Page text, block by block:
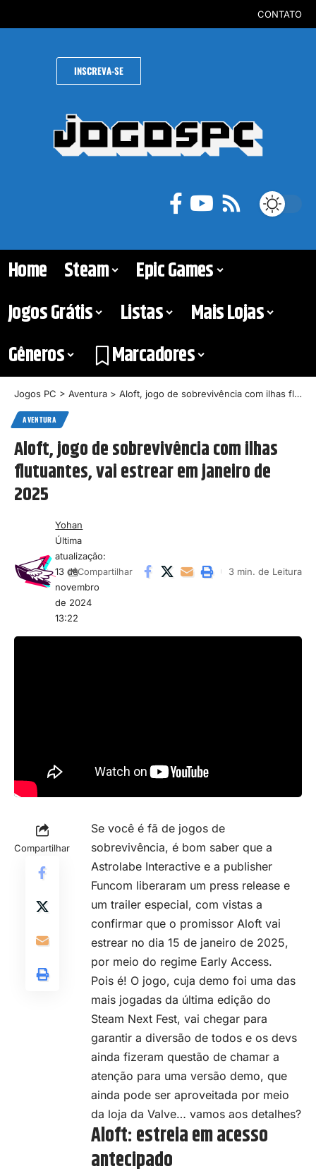
CONTATO
INSCREVA-SE
Home Steam
Epic Games
Jogos Grátis
Listas
Mais Lojas
Gêneros
Marcadores
Jogos PC > Aventura > Aloft, jogo de sobrevivência com ilhas flutuantes, vai estrear em janeiro de 2025
AVENTURA
Aloft, jogo de sobrevivência com ilhas
flutuantes, vai estrear em janeiro de
2025
Última
atualização:
13 de
novembro
de 2024
13:22
Yohan
Compartilhar 3 min. de Leitura
Compartilhar
Se você é fã de jogos de
sobrevivência, é bom saber que a
Astrolabe Interactive e a publisher
Funcom liberaram um press release e
um trailer especial, com vistas a
confirmar que o promissor Aloft vai
estrear no dia 15 de janeiro de 2025,
por meio do regime Early Access.
Pois é! O jogo, cuja demo foi uma das
mais jogadas da última edição do
Steam Next Fest, vai chegar para
garantir a diversão de todos e os devs
ainda fizeram questão de chamar a
atenção para uma versão demo, que
ainda pode ser aproveitada por meio
da loja da Valve… vamos aos detalhes?
Aloft: estreia em acesso
antecipado